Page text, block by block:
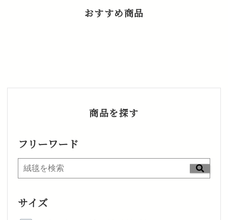
おすすめ商品
商品を探す
フリーワード
サイズ